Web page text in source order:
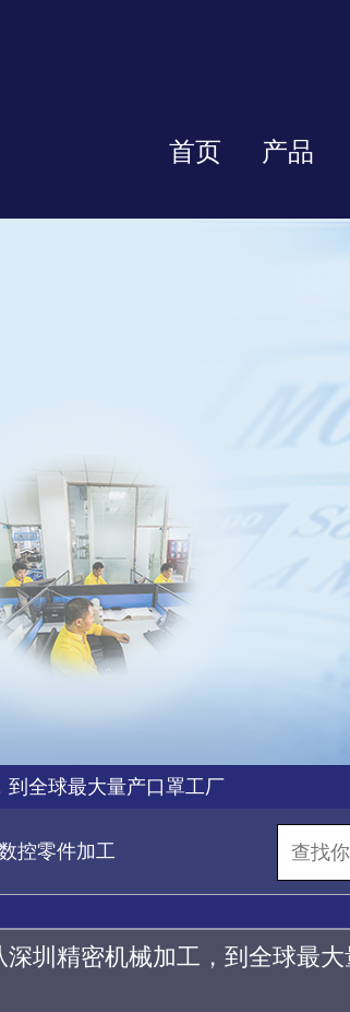
首页 产品
到全球最大量产口罩工厂
控零件加工
深圳精密机械加工，到全球最